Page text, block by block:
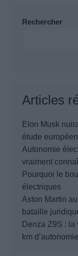
Rechercher
Articles
Elon Musk
étude
Autonomie
vraiment
Pourquoi le
électriques
Aston Martin
bataille
Denza Z9S :
km d’autonomie